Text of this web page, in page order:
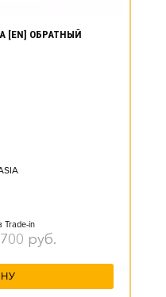
А [EN] ОБРАТНЫЙ
Trade-in
руб.